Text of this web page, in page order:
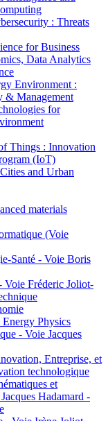
: Threats
for Business
Data Analytics
Environment :
& Management
for
Things : Innovation
(IoT)
and Urban
materials
(Voie
Santé - Voie Boris
Fréderic Joliot-
Physics
- Voie Jacques
Entreprise, et
technologique
et
Hadamard -